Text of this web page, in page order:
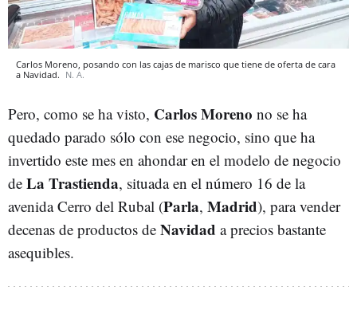
Carlos Moreno, posando con las cajas de marisco que tiene de oferta de cara
a Navidad. N. A.
Pero, como se ha visto, Carlos Moreno no se ha
quedado parado sólo con ese negocio, sino que ha
invertido este mes en ahondar en el modelo de negocio
de La Trastienda, situada en el número 16 de la
avenida Cerro del Rubal (Parla, Madrid), para vender
decenas de productos de Navidad a precios bastante
asequibles.